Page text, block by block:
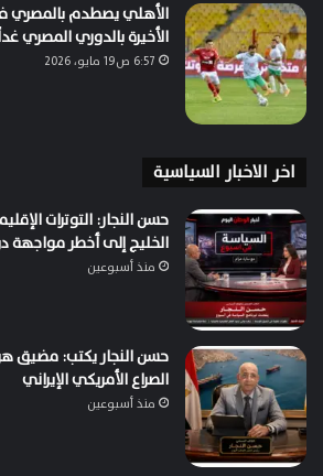
الأهلي يصطدم
الأخيرة بالدوري المصري
6:57 ص19 مايو، 2026
اخر الاخبار السياسية
حسن النجار: التوترات
الخليج إلى أخطر مواجهة
منذ أسبوعين
حسن النجار يكتب: مضيق
الصراع الأمريكي الإيراني
منذ أسبوعين